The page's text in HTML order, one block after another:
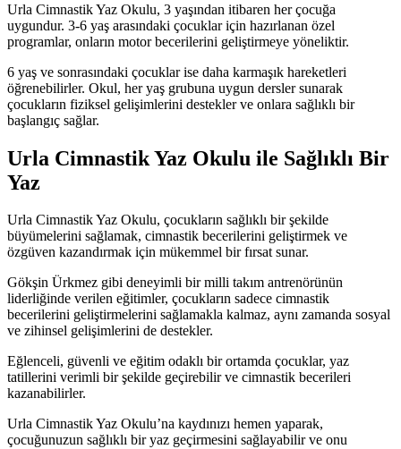
Urla Cimnastik Yaz Okulu, 3 yaşından itibaren her çocuğa
uygundur. 3-6 yaş arasındaki çocuklar için hazırlanan özel
programlar, onların motor becerilerini geliştirmeye yöneliktir.
6 yaş ve sonrasındaki çocuklar ise daha karmaşık hareketleri
öğrenebilirler. Okul, her yaş grubuna uygun dersler sunarak
çocukların fiziksel gelişimlerini destekler ve onlara sağlıklı bir
başlangıç sağlar.
Urla Cimnastik Yaz Okulu ile Sağlıklı Bir
Yaz
Urla Cimnastik Yaz Okulu, çocukların sağlıklı bir şekilde
büyümelerini sağlamak, cimnastik becerilerini geliştirmek ve
özgüven kazandırmak için mükemmel bir fırsat sunar.
Gökşin Ürkmez gibi deneyimli bir milli takım antrenörünün
liderliğinde verilen eğitimler, çocukların sadece cimnastik
becerilerini geliştirmelerini sağlamakla kalmaz, aynı zamanda sosyal
ve zihinsel gelişimlerini de destekler.
Eğlenceli, güvenli ve eğitim odaklı bir ortamda çocuklar, yaz
tatillerini verimli bir şekilde geçirebilir ve cimnastik becerileri
kazanabilirler.
Urla Cimnastik Yaz Okulu’na kaydınızı hemen yaparak,
çocuğunuzun sağlıklı bir yaz geçirmesini sağlayabilir ve onu